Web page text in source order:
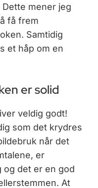
mener jeg
få frem
Samtidig
et håp om en
er solid
veldig godt!
som det krydres
når det
er
og det er en god
At